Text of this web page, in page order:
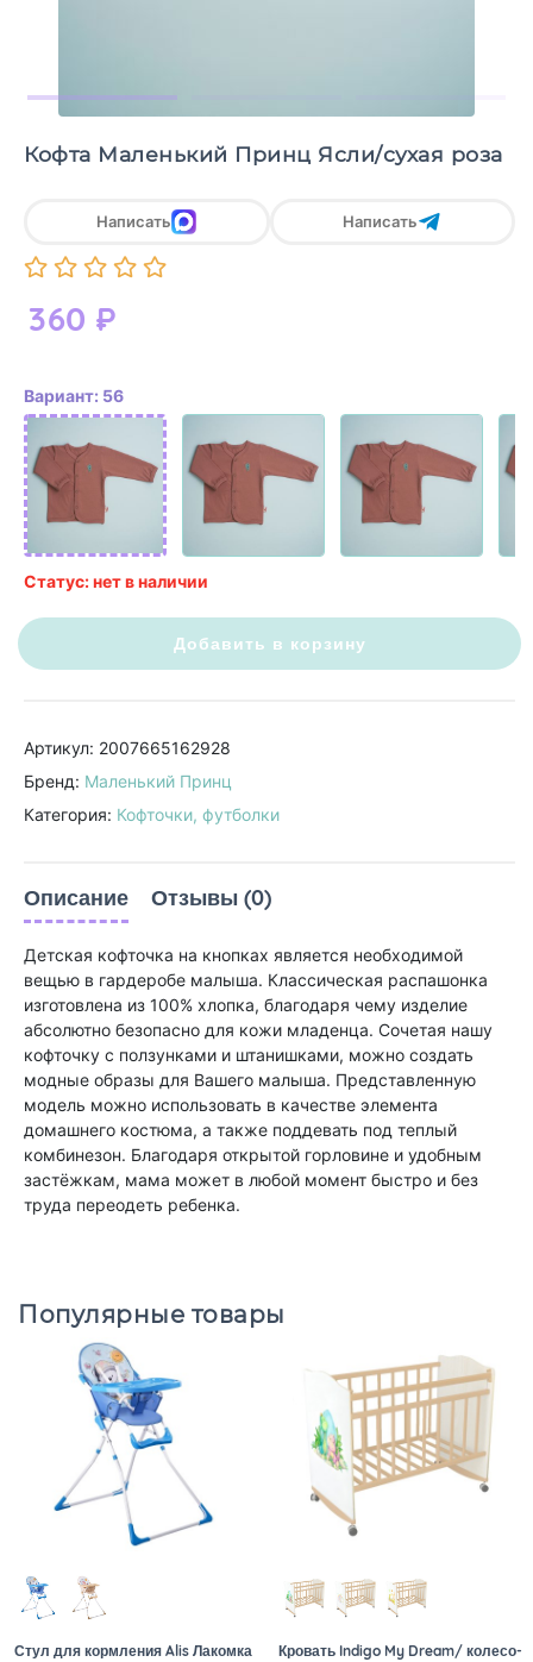
Кофта Маленький Принц Ясли/сухая роза
360 ₽
Написать Написать
Вариант: 56
Статус: нет в наличии
Добавить в корзину
Артикул: 2007665162928
Бренд: Маленький Принц
Категория: Кофточки, футболки
Описание Отзывы (0)
Детская кофточка на кнопках является необходимой
вещью в гардеробе малыша. Классическая распашонка
изготовлена из 100% хлопка, благодаря чему изделие
абсолютно безопасно для кожи младенца. Сочетая нашу
кофточку с ползунками и штанишками, можно создать
модные образы для Вашего малыша. Представленную
модель можно использовать в качестве элемента
домашнего костюма, а также поддевать под теплый
комбинезон. Благодаря открытой горловине и удобным
застёжкам, мама может в любой момент быстро и без
труда переодеть ребенка.
Популярные товары
Стул для кормления Alis Лакомка
Кровать Indigo My Dream/ колесо-